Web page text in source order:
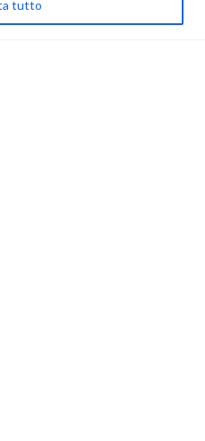
tutto